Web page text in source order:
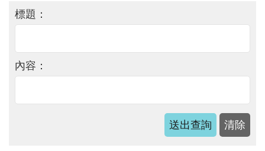
務
標題：
內容：